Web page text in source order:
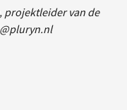
projektleider van de